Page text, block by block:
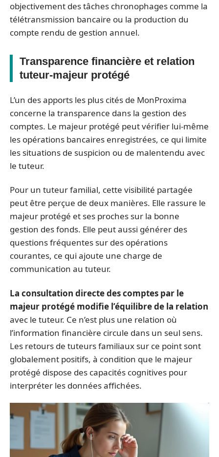
objectivement des tâches chronophages comme la
télétransmission bancaire ou la production du
compte rendu de gestion annuel.
Transparence financière et relation
tuteur-majeur protégé
L’un des apports les plus cités de MonProxima
concerne la transparence dans la gestion des
comptes. Le majeur protégé peut vérifier lui-même
les opérations bancaires enregistrées, ce qui limite
les situations de suspicion ou de malentendu avec
le tuteur.
Pour un tuteur familial, cette visibilité partagée
peut être perçue de deux manières. Elle rassure le
majeur protégé et ses proches sur la bonne
gestion des fonds. Elle peut aussi générer des
questions fréquentes sur des opérations
courantes, ce qui ajoute une charge de
communication au tuteur.
La consultation directe des comptes par le
majeur protégé modifie l’équilibre de la relation
avec le tuteur. Ce n’est plus une relation où
l’information financière circule dans un seul sens.
Les retours de tuteurs familiaux sur ce point sont
globalement positifs, à condition que le majeur
protégé dispose des capacités cognitives pour
interpréter les données affichées.